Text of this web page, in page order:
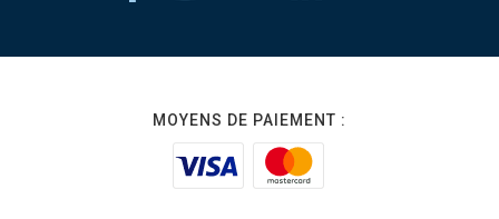
MOYENS DE PAIEMENT :